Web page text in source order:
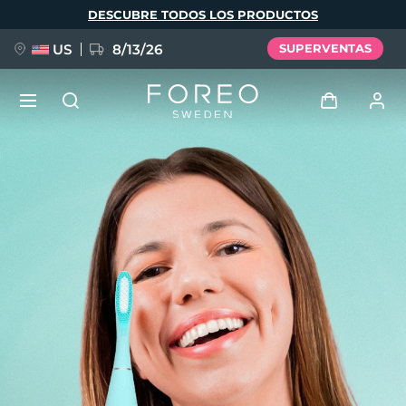
DESCUBRE TODOS LOS PRODUCTOS
US 8/13/26 SUPERVENTAS
Perfil de usuario
Mis dispositivos
Mis pedidos
Mis direcciones
Mis suscripciones
FAQ™ Pure Beauty-Tech Elixir
BREAKING NEWS
issa™ Teeth Whitening Set
Deutsch
Español
Français
Italiano
Português
Svenska
Русский
简体中文 繁體中文